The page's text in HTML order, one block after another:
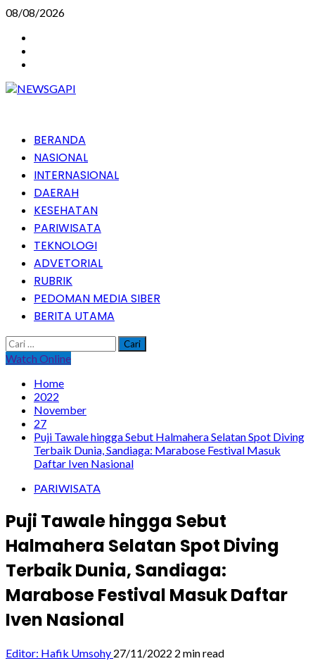
Skip
content
08/08/2026
PrimaryBERANDA
NASIONAL
INTERNASIONAL
DAERAH
KESEHATAN
PARIWISATA
TEKNOLOGI
ADVETORIAL
RUBRIK
PEDOMAN MEDIA SIBER
BERITA UTAMA
Cari
untuk:
Watch Online
Home
2022
November
27
Puji Tawale hingga Sebut Halmahera Selatan Spot Diving
Terbaik Dunia, Sandiaga: Marabose Festival Masuk
Daftar Iven Nasional
PARIWISATA
Puji Tawale hingga Sebut
Halmahera Selatan Spot Diving
Terbaik Dunia, Sandiaga:
Marabose Festival Masuk Daftar
Iven Nasional
Editor: Hafik Umsohy 27/11/2022 2 min read